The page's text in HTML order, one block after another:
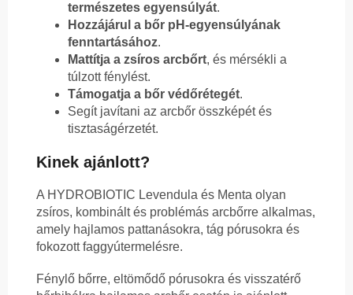
természetes egyensúlyát.
Hozzájárul a bőr pH-egyensúlyának
fenntartásához.
Mattítja a zsíros arcbőrt, és mérsékli a
túlzott fénylést.
Támogatja a bőr védőrétegét.
Segít javítani az arcbőr összképét és
tisztaságérzetét.
Kinek ajánlott?
A HYDROBIOTIC Levendula és Menta olyan
zsíros, kombinált és problémás arcbőrre alkalmas,
amely hajlamos pattanásokra, tág pórusokra és
fokozott faggyútermelésre.
Fénylő bőrre, eltömődő pórusokra és visszatérő